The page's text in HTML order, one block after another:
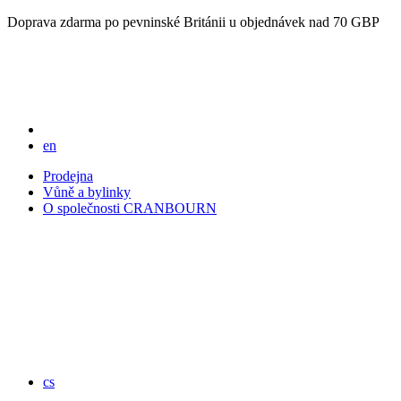
Doprava zdarma po pevninské Británii u objednávek nad 70 GBP
en
Prodejna
Vůně a bylinky
O společnosti CRANBOURN
cs